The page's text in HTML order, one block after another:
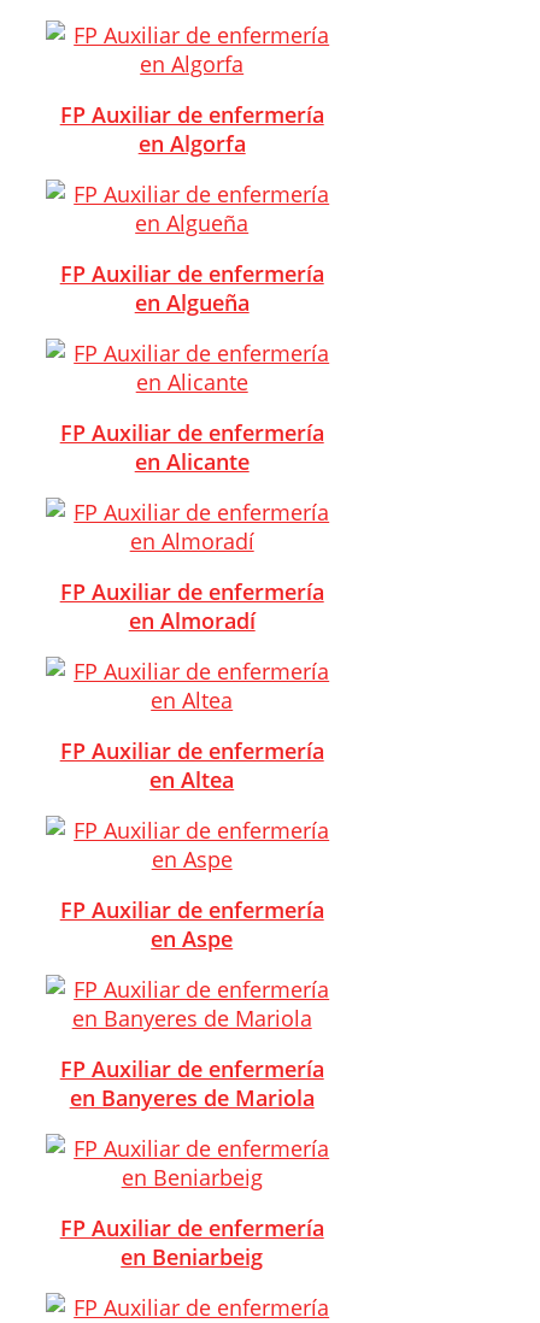
FP Auxiliar de enfermería
en Algorfa
FP Auxiliar de enfermería
en Algueña
FP Auxiliar de enfermería
en Alicante
FP Auxiliar de enfermería
en Almoradí
FP Auxiliar de enfermería
en Altea
FP Auxiliar de enfermería
en Aspe
FP Auxiliar de enfermería
en Banyeres de Mariola
FP Auxiliar de enfermería
en Beniarbeig